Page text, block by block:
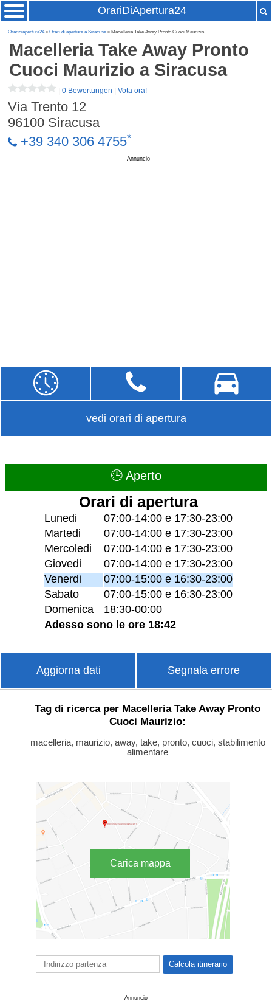
OrariDiApertura24
Oraridiapertura24»Orari di apertura a Siracusa» Macelleria Take Away Pronto Cuoci Maurizio
Macelleria Take Away Pronto
Cuoci Maurizio a Siracusa
|0 Bewertungen |Vota ora!
Via Trento 12
96100 Siracusa
+39 340 306 4755*
Annuncio
vedi orari di apertura
🕒 Aperto
Orari di apertura
Lunedi
07:00-14:00 e 17:30-23:00
Martedi
07:00-14:00 e 17:30-23:00
Mercoledi
07:00-14:00 e 17:30-23:00
Giovedi
07:00-14:00 e 17:30-23:00
Venerdi
07:00-15:00 e 16:30-23:00
Sabato
07:00-15:00 e 16:30-23:00
Domenica
18:30-00:00
Adesso sono le ore 18:42
Aggiorna dati Segnala errore
Tag di ricerca per Macelleria Take Away Pronto
Cuoci Maurizio:
macelleria, maurizio, away, take, pronto, cuoci, stabilimento
alimentare
Carica mappa
Annuncio